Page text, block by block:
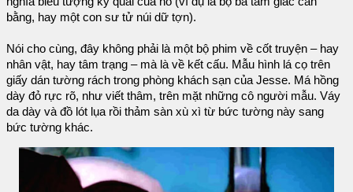
bằng, hay một con sư tử núi dữ tợn).
Nói cho cùng, đây không phải là một bộ phim về cốt truyện – hay
nhân vật, hay tâm trạng – mà là về kết cấu. Mẫu hình lá cọ trên
giấy dán tường rách trong phòng khách sạn của Jesse. Má hồng
dày đỏ rực rõ, như viết thâm, trên mặt những cô người mẫu. Váy
da dày và đồ lót lụa rồi thảm sàn xù xì từ bức tường này sang
bức tường khác.